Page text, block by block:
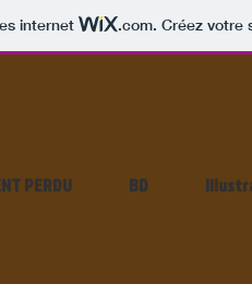
internet .com. Créez votre
PERDU BD